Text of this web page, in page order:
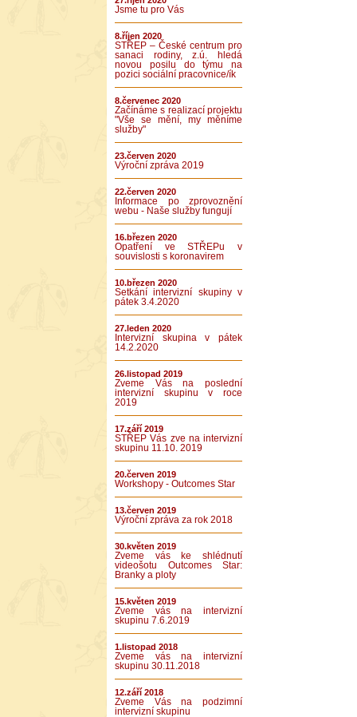
Jsme tu pro Vás
8.říjen 2020
STŘEP – České centrum pro
sanaci rodiny, z.ú. hledá
novou posilu do týmu na
pozici sociální pracovnice/ík
8.červenec 2020
Začínáme s realizací projektu
"Vše se mění, my měníme
služby"
23.červen 2020
Výroční zpráva 2019
22.červen 2020
Informace po zprovoznění
webu - Naše služby fungují
16.březen 2020
Opatření ve STŘEPu v
souvislosti s koronavirem
10.březen 2020
Setkání intervizní skupiny v
pátek 3.4.2020
27.leden 2020
Intervizní skupina v pátek
14.2.2020
26.listopad 2019
Zveme Vás na poslední
intervizní skupinu v roce
2019
17.září 2019
STŘEP Vás zve na intervizní
skupinu 11.10. 2019
20.červen 2019
Workshopy - Outcomes Star
13.červen 2019
Výroční zpráva za rok 2018
30.květen 2019
Zveme vás ke shlédnutí
videošotu Outcomes Star:
Branky a ploty
15.květen 2019
Zveme vás na intervizní
skupinu 7.6.2019
1.listopad 2018
Zveme vás na intervizní
skupinu 30.11.2018
12.září 2018
Zveme Vás na podzimní
intervizní skupinu